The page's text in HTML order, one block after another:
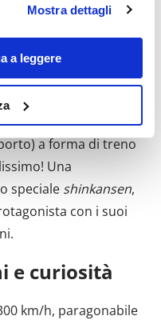
in qualsiasi
cookie o facendo clic
tua posizione
di qualche
scansionandolo
specifiche
i tuoi dati personali
in qualsiasi momento
Mostra dettagli
a leggere
qualcosa a bordo,
l’O-bento(scatola
a forma di treno
Una
speciale shinkansen,
con i suoi
e curiosità
km/h, paragonabile